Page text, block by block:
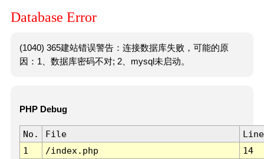
Database Error
(1040) 365建站错误警告：连接数据库失败，可能的原
因：1、数据库密码不对; 2、mysql未启动。
PHP Debug
No. File
Line
1
/index.php 14